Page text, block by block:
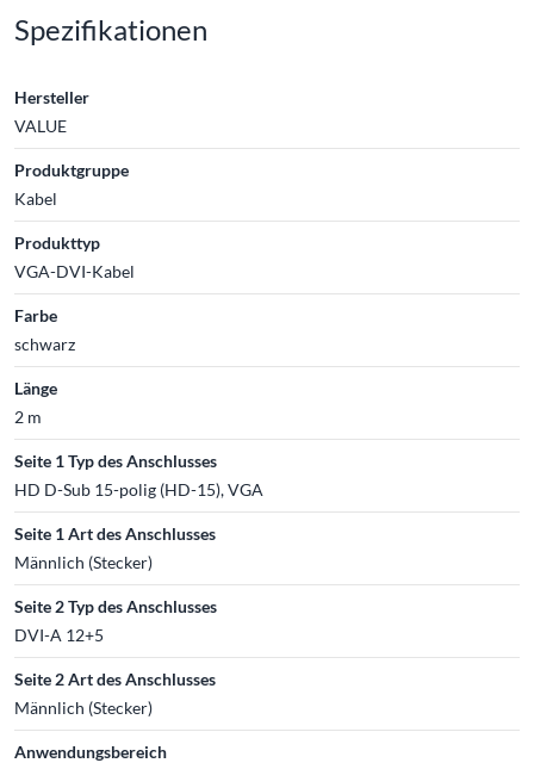
Spezifikationen
Hersteller
VALUE
Produktgruppe
Kabel
Produkttyp
VGA-DVI-Kabel
Farbe
schwarz
Länge
2 m
Seite 1 Typ des Anschlusses
HD D-Sub 15-polig (HD-15), VGA
Seite 1 Art des Anschlusses
Männlich (Stecker)
Seite 2 Typ des Anschlusses
DVI-A 12+5
Seite 2 Art des Anschlusses
Männlich (Stecker)
Anwendungsbereich